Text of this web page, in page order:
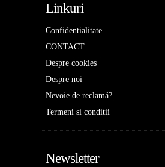
Linkuri
Confidentialitate
CONTACT
Despre cookies
Despre noi
Nevoie de reclamă?
Termeni si conditii
Newsletter